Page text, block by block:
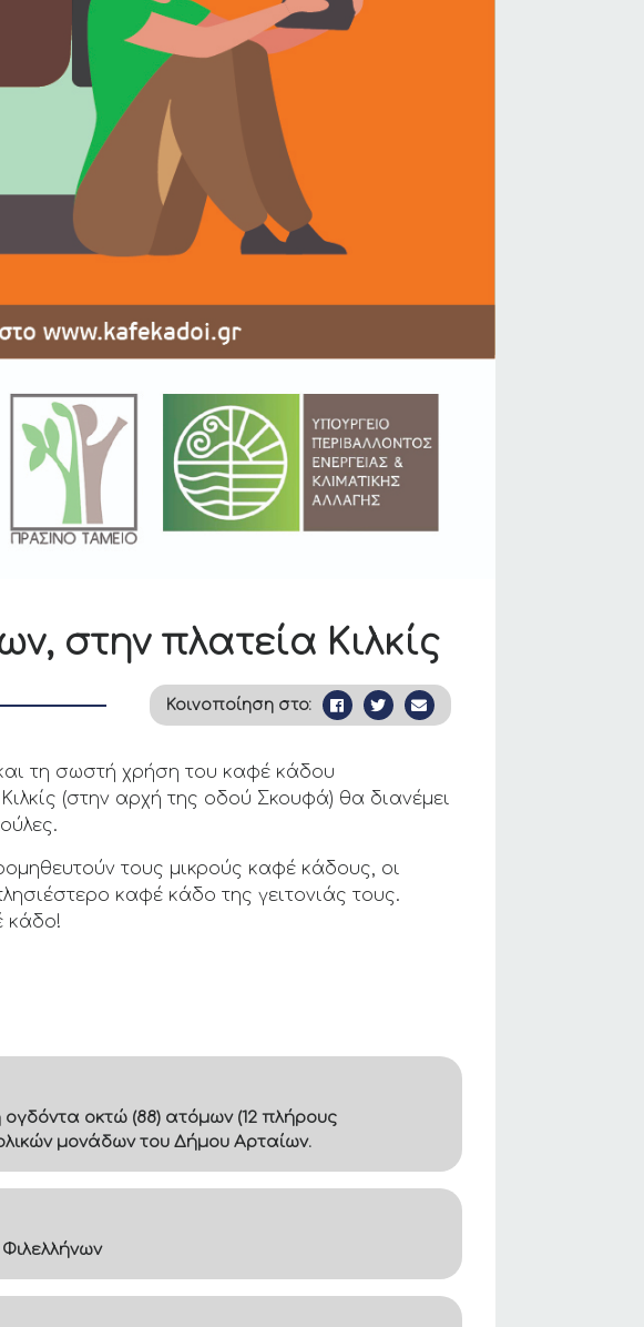
οκτώ (88) ατόμων (12 πλήρους
μονάδων του Δήμου Αρταίων.
στην πλατεία Κιλκίς
Κοινοποίηση στο:
τη σωστή χρήση του καφέ κάδου
(στην αρχή της οδού Σκουφά) θα διανέμει
τους μικρούς καφέ κάδους, οι
καφέ κάδο της γειτονιάς τους.
κάδο!